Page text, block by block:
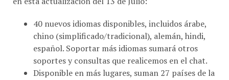
chino (simplificado/tradicional), alemán, hindi,
español. Soportar más idiomas sumará otros
soportes y consultas que realicemos en el chat.
Disponible en más lugares, suman 27 países de la
Unión Europea (UE) y Brasil.